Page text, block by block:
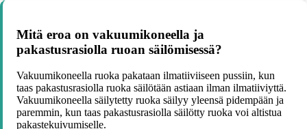
Mitä eroa on vakuumikoneella ja
pakastusrasiolla ruoan säilömisessä?
Vakuumikoneella ruoka pakataan ilmatiiviiseen pussiin, kun
taas pakastusrasiolla ruoka säilötään astiaan ilman ilmatiiviyttä.
Vakuumikoneella säilytetty ruoka säilyy yleensä pidempään ja
paremmin, kun taas pakastusrasiolla säilötty ruoka voi altistua
pakastekuivumiselle.